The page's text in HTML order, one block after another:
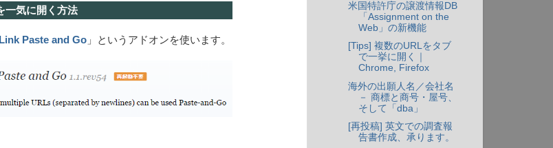
一気に開く方法
Paste and Go 」というアドオンを使います。
米国特許庁の譲渡情報DB
「Assignment on the
Web」の新機能
[Tips] 複数のURLをタブ
で一挙に開く｜
Chrome, Firefox
海外の出願人名／会社名
－ 商標と商号・屋号、
そして「dba」
[再投稿] 英文での調査報
告書作成、承ります。